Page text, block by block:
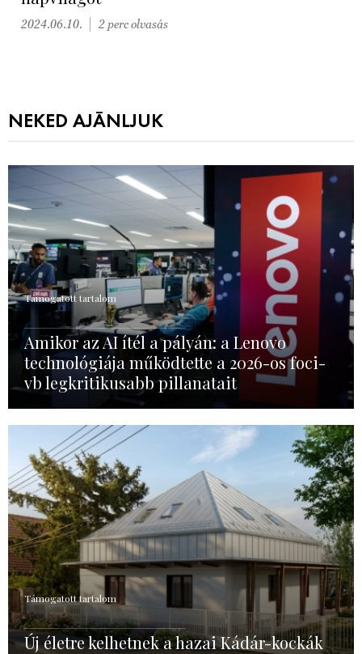
2024.06.10. 2 perc olvasás
NEKED AJÁNLJUK
Támogatott tartalom
Amikor az AI ítél a pályán: a Lenovo
technológiája működtette a 2026-os foci-
vb legkritikusabb pillanatait
Támogatott tartalom
Új életre kelhetnek a hazai Kádár-kockák